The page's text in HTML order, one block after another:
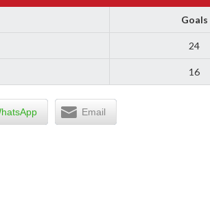
Goals
24
16
Email